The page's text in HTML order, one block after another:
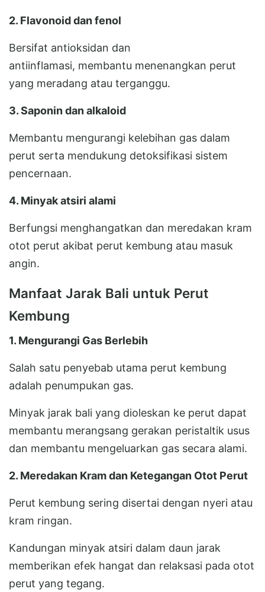
2. Flavonoid dan fenol
Bersifat antioksidan dan
antiinflamasi, membantu menenangkan perut
yang meradang atau terganggu.
3. Saponin dan alkaloid
Membantu mengurangi kelebihan gas dalam
perut serta mendukung detoksifikasi sistem
pencernaan.
4. Minyak atsiri alami
Berfungsi menghangatkan dan meredakan kram
otot perut akibat perut kembung atau masuk
angin.
Manfaat Jarak Bali untuk Perut
Kembung
1. Mengurangi Gas Berlebih
Salah satu penyebab utama perut kembung
adalah penumpukan gas.
Minyak jarak bali yang dioleskan ke perut dapat
membantu merangsang gerakan peristaltik usus
dan membantu mengeluarkan gas secara alami.
2. Meredakan Kram dan Ketegangan Otot Perut
Perut kembung sering disertai dengan nyeri atau
kram ringan.
Kandungan minyak atsiri dalam daun jarak
memberikan efek hangat dan relaksasi pada otot
perut yang tegang.